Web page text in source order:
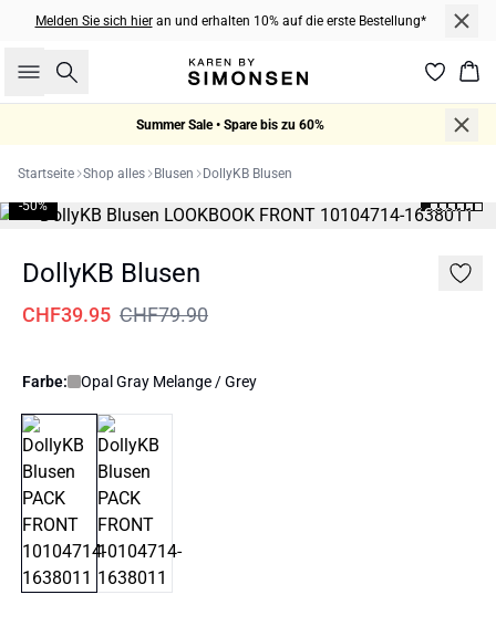
Melden Sie sich hieran und erhalten 10% auf die erste Bestellung*
Suche
Summer Sale • Spare bis zu 60%
Startseite Shop alles Blusen DollyKB Blusen
-50%
DollyKB Blusen
CHF39.95 CHF79.90
Farbe: Opal Gray Melange / Grey